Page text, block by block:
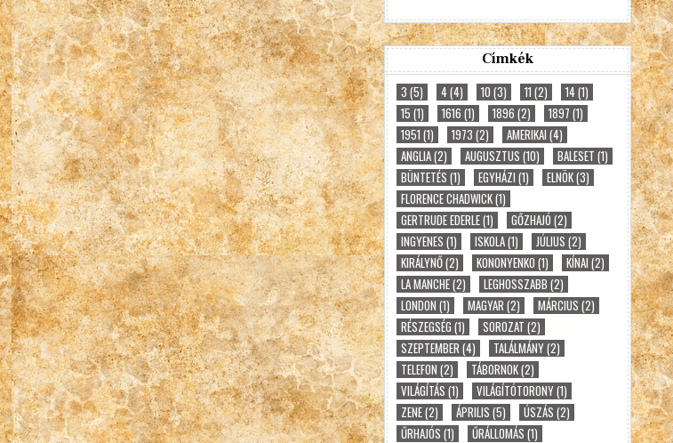
Címkék
3 (5) 4(4) 10 (3) 11 (2) 14(1)
15 (1) 1616 (1) 1896 (2) 1897 (1)
1951 (1) 1973 (2) AMERIKAI (4)
ANGLIA(2) AUGUSZTUS (10) BALESET (1)
BÜNTETÉS (1) EGYHÁZI (1) ELNÖK(3)
FLORENCE CHADWICK(1)
GERTRUDE EDERLE(1) GŐZHAJÓ (2)
INGYENES (1) ISKOLA(1) JÚLIUS (2)
KIRÁLYNŐ(2) KONONYENKO (1) KÍNAI (2)
LA MANCHE(2) LEGHOSSZABB (2)
LONDON (1) MAGYAR (2) MÁRCIUS (2)
RÉSZEGSÉG (1) SOROZAT (2)
SZEPTEMBER (4) TALÁLMÁNY(2)
TELEFON (2) TÁBORNOK(2)
VILÁGÍTÁS (1) VILÁGÍTÓTORONY(1)
ZENE(2) ÁPRILIS (5) ÚSZÁS (2)
ŰRHAJÓS (1) ŰRÁLLOMÁS (1)